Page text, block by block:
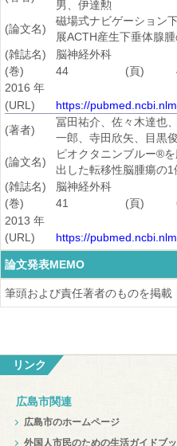
男、伊達勲
(論文名)
磁場式ナビゲーション
展ACTH産生下垂体腺腫
(雑誌名)
脳神経外科
(巻)
44 (頁)
2016 年
(URL)
https://
(著者)
冨田祐介、佐々木達也
一郎、寺田欣矢、目黒
(論文名)
ピオクタニンブルー®
出した転移性脳腫瘍の1
(雑誌名)
脳神経外科
(巻)
41 (頁)
2013 年
(URL)
https://
論文発表MEMO
筆頭および責任著者のものを掲載
リンク
広島市関連
広島市のホームページ
外国人市民のための生活ガイドブ